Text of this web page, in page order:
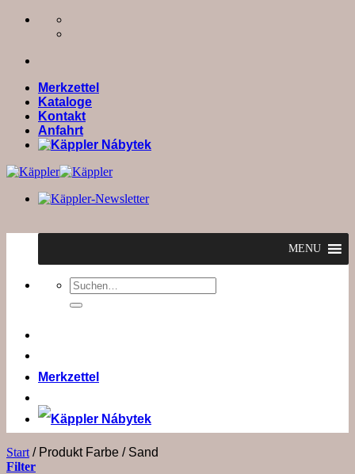
Zum
Merkzettel
Kataloge
Kontakt
Anfahrt
MENU
Suchen
nach:
Merkzettel
Start /Produkt Farbe /Sand
Filter